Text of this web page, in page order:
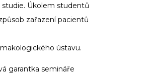
studie. Úkolem studentů
zařazení pacientů
ústavu.
garantka semináře